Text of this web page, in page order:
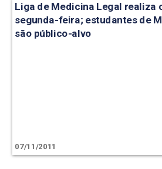
Liga de Medicina Legal realiza
segunda-feira; estudantes de
são público-alvo
07/11/2011